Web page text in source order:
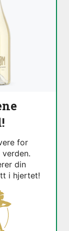
for
din
i hjertet!